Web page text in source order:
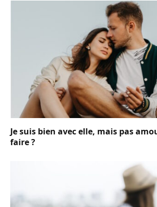
Je suis bien avec elle, mais pas
faire ?